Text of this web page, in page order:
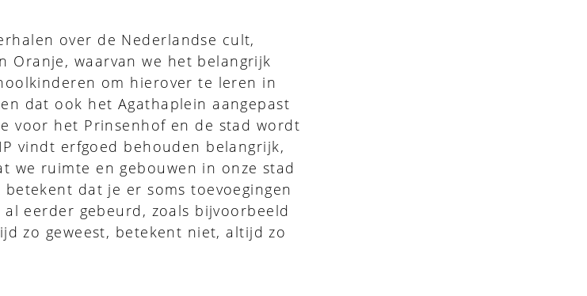
over de Nederlandse cult,
Oranje, waarvan we het belangrijk
om hierover te leren in
dat ook het Agathaplein aangepast
voor het Prinsenhof en de stad wordt
vindt erfgoed behouden belangrijk,
we ruimte en gebouwen in onze stad
dat je er soms toevoegingen
eerder gebeurd, zoals bijvoorbeeld
zo geweest, betekent niet, altijd zo